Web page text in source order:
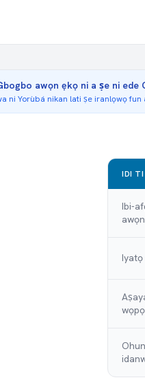
awọn ẹkọ ni a ṣe ni ede
ni Yorùbá nikan lati ṣe iranlọwọ fun
IDI TI
Ibi-